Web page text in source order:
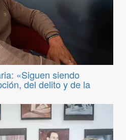
«Siguen siendo
del delito y de la